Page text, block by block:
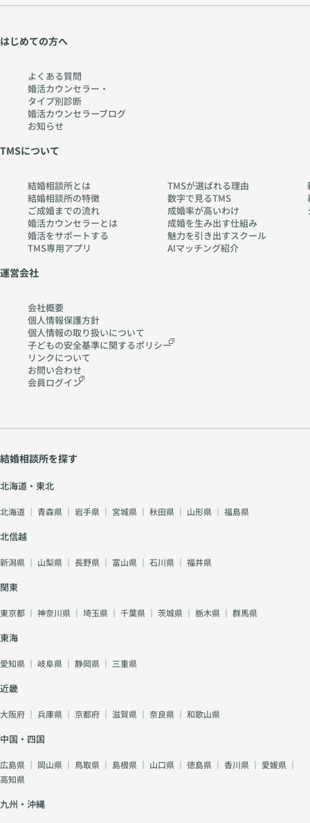
はじめての方へ
よくある質問
婚活カウンセラー・
タイプ別診断
婚活カウンセラーブログ
お知らせ
TMSについて
結婚相談所とは
結婚相談所の特徴
ご成婚までの流れ
婚活カウンセラーとは
婚活をサポートする
TMS専用アプリ
TMSが選ばれる理由
数字で見るTMS
成婚率が高いわけ
成婚を生み出す仕組み
魅力を引き出すスクール
AIマッチング紹介
運営会社
会社概要
個人情報保護方針
個人情報の取り扱いについて
子どもの安全基準に関するポリシー
リンクについて
お問い合わせ
会員ログイン
結婚相談所を探す
北海道・東北
北海道 ｜ 青森県 ｜ 岩手県 ｜ 宮城県 ｜ 秋田県 ｜ 山形県 ｜ 福島県
北信越
新潟県 ｜ 山梨県 ｜ 長野県 ｜ 富山県 ｜ 石川県 ｜ 福井県
関東
東京都 ｜ 神奈川県 ｜ 埼玉県 ｜ 千葉県 ｜ 茨城県 ｜ 栃木県 ｜ 群馬県
東海
愛知県 ｜ 岐阜県 ｜ 静岡県 ｜ 三重県
近畿
大阪府 ｜ 兵庫県 ｜ 京都府 ｜ 滋賀県 ｜ 奈良県 ｜ 和歌山県
中国・四国
広島県 ｜ 岡山県 ｜ 鳥取県 ｜ 島根県 ｜ 山口県 ｜ 徳島県 ｜ 香川県 ｜ 愛媛県 ｜
高知県
九州・沖縄